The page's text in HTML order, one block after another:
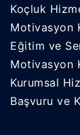
Koçluk
Motivasyon
Eğitim ve
Motivasyon
Kurumsal
Başvuru ve